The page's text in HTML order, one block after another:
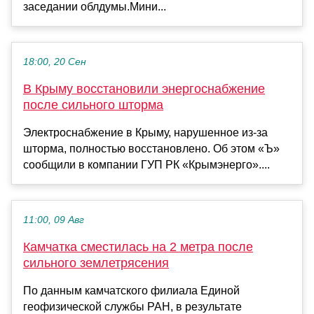
заседании облдумы.Мини...
18:00, 20 Сен
В Крыму восстановили энергоснабжение
после сильного шторма
Электроснабжение в Крыму, нарушенное из-за
шторма, полностью восстановлено. Об этом «Ъ»
сообщили в компании ГУП РК «Крымэнерго»....
11:00, 09 Авг
Камчатка сместилась на 2 метра после
сильного землетрясения
По данным камчатского филиала Единой
геофизической службы РАН, в результате